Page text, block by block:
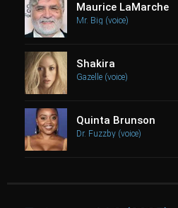
Maurice LaMarche
Mr. Big (voice)
Shakira
Gazelle (voice)
Quinta Brunson
Dr. Fuzzby (voice)